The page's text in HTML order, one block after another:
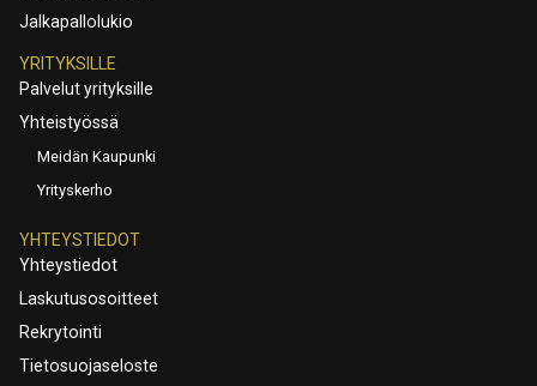
Jalkapallolukio
YRITYKSILLE
Palvelut yrityksille
Yhteistyössä
Meidän Kaupunki
Yrityskerho
YHTEYSTIEDOT
Yhteystiedot
Laskutusosoitteet
Rekrytointi
Tietosuojaseloste